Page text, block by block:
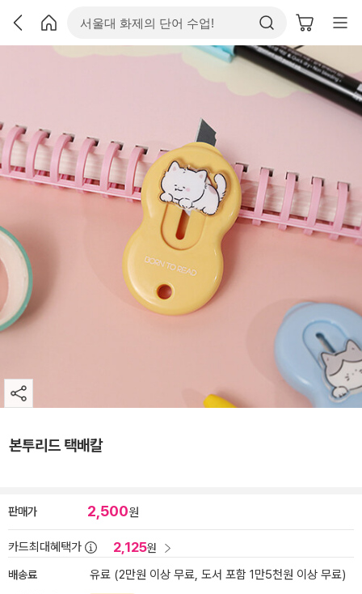
본투리드 택배칼
판매가 2,500원
카드최대혜택가 2,125원
배송료 유료 (2만원 이상 무료, 도서 포함 1만5천원 이상 무료)